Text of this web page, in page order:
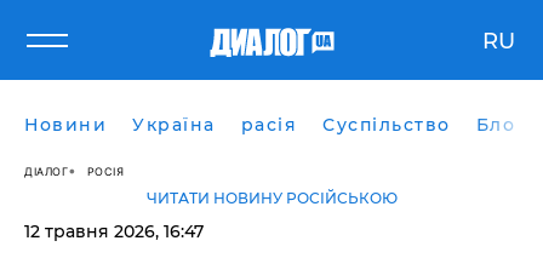
RU
Новини Україна расія Суспільство Блоги
ДІАЛОГ РОСІЯ
ЧИТАТИ НОВИНУ РОСІЙСЬКОЮ
12 травня 2026, 16:47